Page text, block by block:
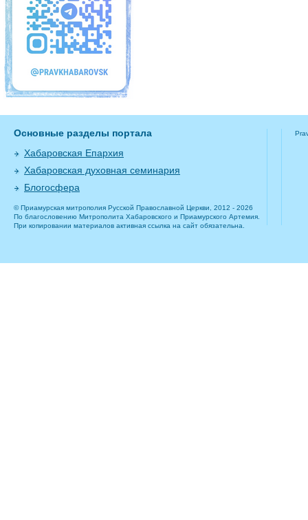
Основные разделы портала
Хабаровская Епархия
Хабаровская духовная семинария
Блогосфера
© Приамурская митрополия Русской Православной Церкви, 2012 - 2026
По благословению Митрополита Хабаровского и Приамурского Артемия.
При копировании материалов активная ссылка на сайт обязательна.